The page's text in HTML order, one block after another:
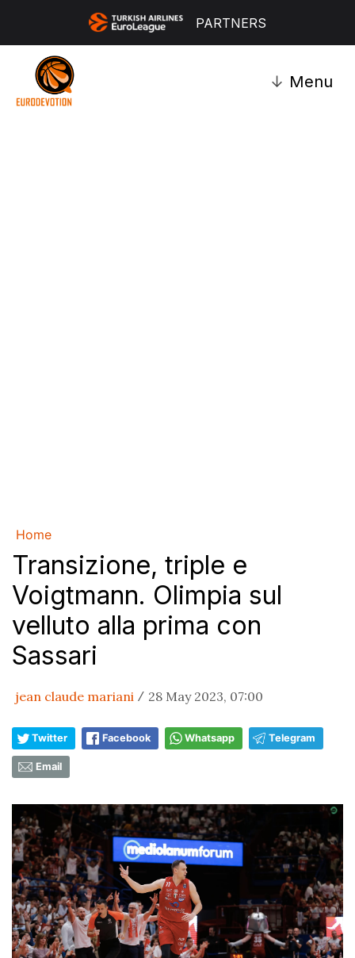
PARTNERS
↓ Menu
Home
Transizione, triple e
Voigtmann. Olimpia sul
velluto alla prima con
Sassari
jean claude mariani / 28 May 2023, 07:00
Twitter Facebook Whatsapp Telegram
Email